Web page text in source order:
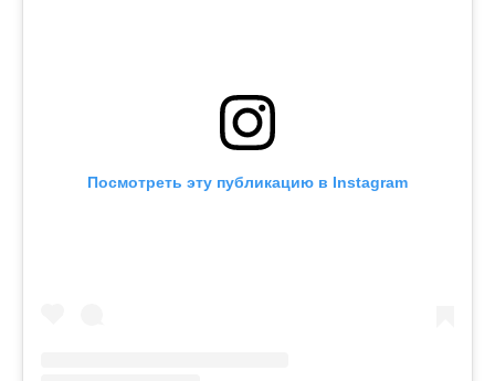
Посмотреть эту публикацию в Instagram